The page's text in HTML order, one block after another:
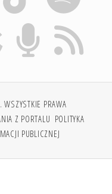
PRAWA
Z PORTALU POLITYKA
PUBLICZNEJ